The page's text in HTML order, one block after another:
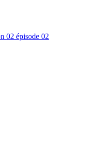
02 épisode 02